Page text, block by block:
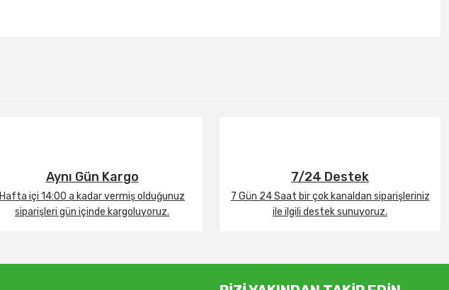
Aynı Gün Kargo
Hafta içi 14:00 a kadar vermiş olduğunuz
siparişleri gün içinde kargoluyoruz.
7/24 Destek
7 Gün 24 Saat bir çok kanaldan siparişleriniz
ile ilgili destek sunuyoruz.